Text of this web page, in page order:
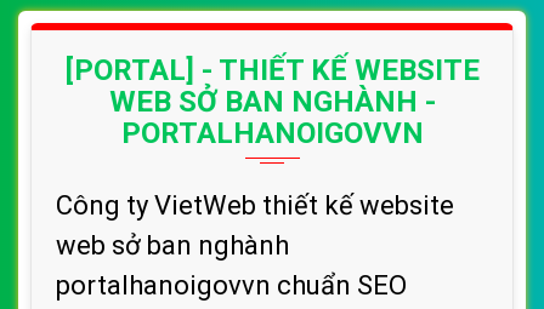
[PORTAL] - THIẾT KẾ WEBSITE
WEB SỞ BAN NGHÀNH -
PORTALHANOIGOVVN
Công ty VietWeb thiết kế website
web sở ban nghành
portalhanoigovvn chuẩn SEO